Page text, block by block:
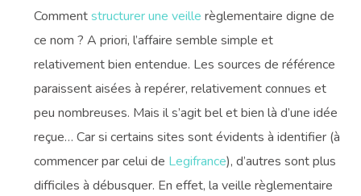
Commentstructurer une veille règlementaire digne de
ce nom ? A priori, l’affaire semble simple et
relativement bien entendue. Les sources de référence
paraissent aisées à repérer, relativement connues et
peu nombreuses. Mais il s’agit bel et bien là d’une idée
reçue… Car si certains sites sont évidents à identifier (à
commencer par celui de Legifrance), d’autres sont plus
difficiles à débusquer. En effet, la veille règlementaire